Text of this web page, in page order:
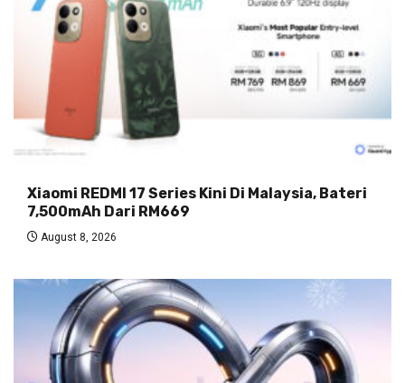
Xiaomi REDMI 17 Series Kini Di Malaysia, Bateri
7,500mAh Dari RM669
August 8, 2026